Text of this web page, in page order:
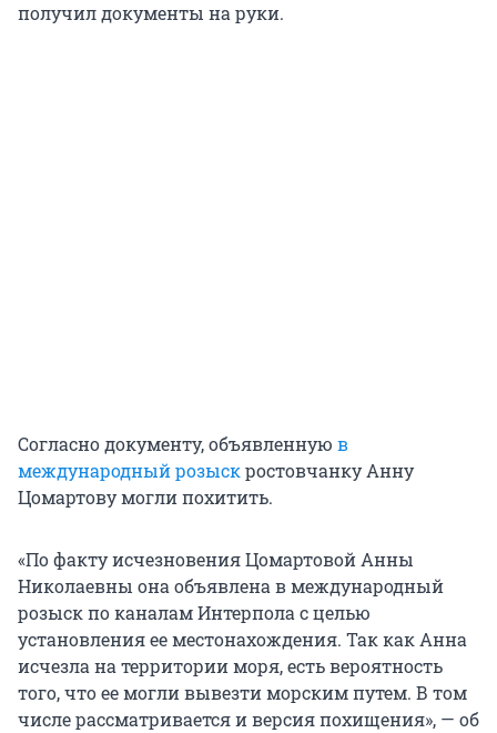
получил документы на руки.
Согласно документу, объявленную в
международный розыскростовчанку Анну
Цомартову могли похитить.
«По факту исчезновения Цомартовой Анны
Николаевны она объявлена в международный
розыск по каналам Интерпола с целью
установления ее местонахождения. Так как Анна
исчезла на территории моря, есть вероятность
того, что ее могли вывезти морским путем. В том
числе рассматривается и версия похищения», — об